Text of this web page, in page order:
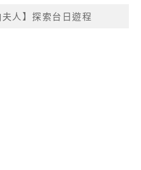
夫人】探索台日遊程